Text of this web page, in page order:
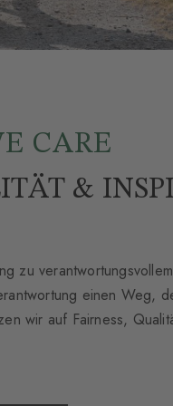
CARE
&
zu
einen Weg,
wir auf Fairness,